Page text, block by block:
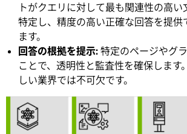
トがクエリに対して最も関連性の高い
特定し、精度の高い正確な回答を提供
ます。
回答の根拠を提示: 特定のページやグ
ことで、透明性と監査性を確保します
しい業界では不可欠です。